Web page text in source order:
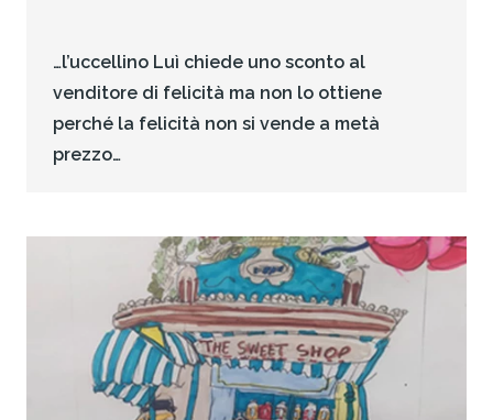
…l’uccellino Luì chiede uno sconto al
venditore di felicità ma non lo ottiene
perché la felicità non si vende a metà
prezzo…